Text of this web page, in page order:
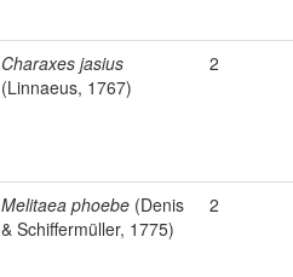
Charaxes jasius
(Linnaeus, 1767)
2
Melitaea phoebe (Denis
& Schiffermüller, 1775)
2